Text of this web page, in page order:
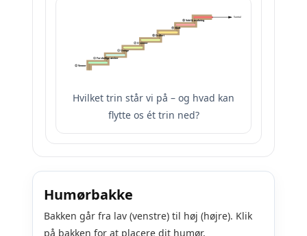
😊 Venner
🙂 Forskellige ønsker
😐 Uenige
😕 Uvenner
😟 Drilleri
😠 Skidt
😡 Vold & mobning
Samtale & reparation
Hvilket trin står vi på – og hvad kan
flytte os ét trin ned?
Humørbakke
Bakken går fra lav (venstre) til høj (højre). Klik
på bakken for at placere dit humør.